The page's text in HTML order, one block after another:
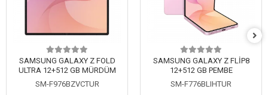
SAMSUNG GALAXY Z FOLD
ULTRA 12+512 GB MÜRDÜM
SM-F976BZVCTUR
SAMSUNG GALAXY Z FLİP8
12+512 GB PEMBE
SM-F776BLIHTUR